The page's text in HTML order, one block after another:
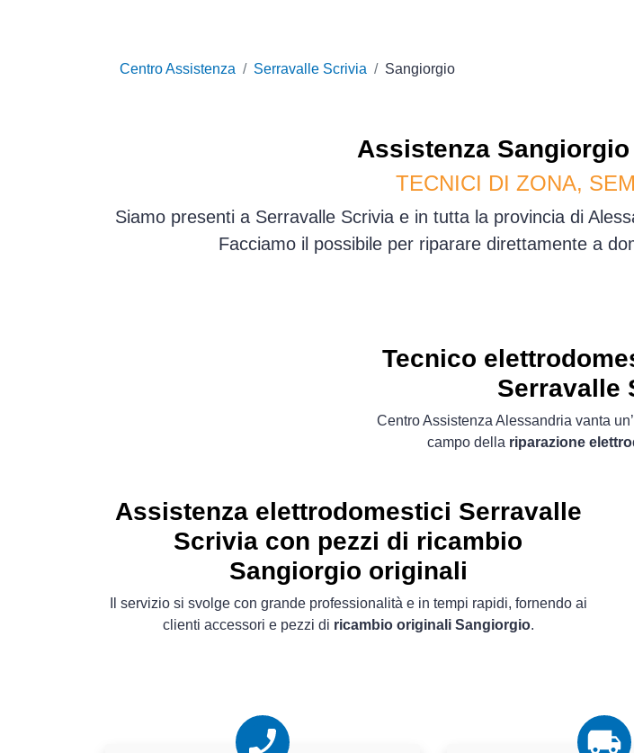
Centro Assistenza Serravalle Scrivia Sangiorgio
Assistenza Sangiorgio
TECNICI DI ZONA,
Siamo presenti a Serravalle Scrivia e in tutta la provincia di
Facciamo il possibile per riparare direttamente a
Tecnico
Serravalle
Centro Assistenza Alessandria vanta
campo della riparazione
Assistenza elettrodomestici Serravalle
Scrivia con pezzi di ricambio
Sangiorgio originali
Il servizio si svolge con grande professionalità e in tempi rapidi, fornendo ai
clienti accessori e pezzi di ricambio originali Sangiorgio.